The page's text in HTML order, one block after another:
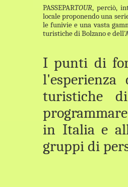
PASSEPARTOUR, perciò,
locale proponendo una
le funivie e una vasta
turistiche di Bolzano e
I punti di
turistiche
in Italia e
gruppi di